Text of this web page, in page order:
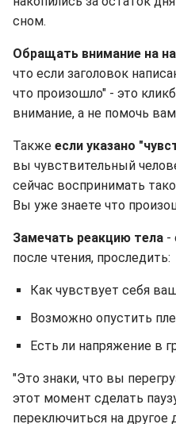
сном.
Обращать внимание на
что если заголовок
что произошло" - это
внимание, а не помочь
Также если указано
вы чувствительный
сейчас воспринимать
Вы уже знаете что
Замечать реакцию тела -
после чтения, проследить:
Как чувствует себя
Возможно опустить
Есть ли напряжение в
"Это знаки, что вы
этот момент сделать
переключиться на